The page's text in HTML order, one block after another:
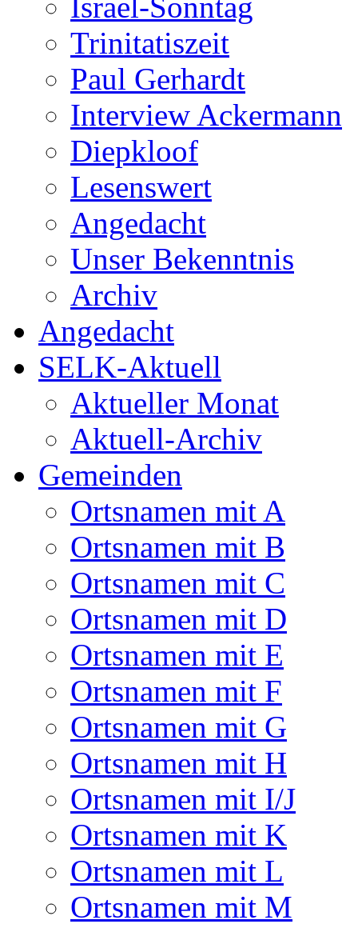
Trinitatiszeit
Paul Gerhardt
Interview Ackermann
Diepkloof
Lesenswert
Angedacht
Unser Bekenntnis
Archiv
Angedacht
SELK-Aktuell
Aktueller Monat
Aktuell-Archiv
Gemeinden
Ortsnamen mit A
Ortsnamen mit B
Ortsnamen mit C
Ortsnamen mit D
Ortsnamen mit E
Ortsnamen mit F
Ortsnamen mit G
Ortsnamen mit H
Ortsnamen mit I/J
Ortsnamen mit K
Ortsnamen mit L
Ortsnamen mit M